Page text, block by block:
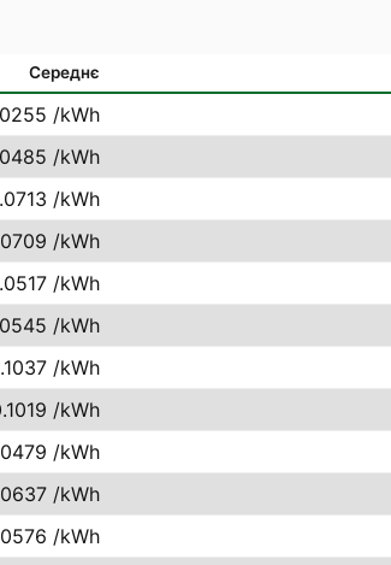
Середнє
/kWh
/kWh
/kWh
/kWh
/kWh
/kWh
/kWh
/kWh
/kWh
/kWh
/kWh